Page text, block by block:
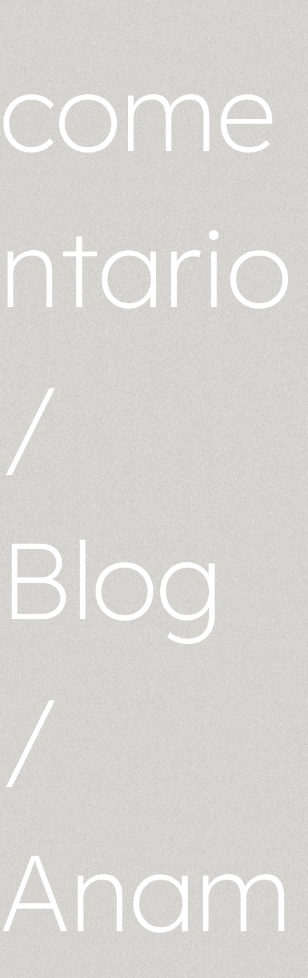
come
ntario
/
Blog
/
Anam